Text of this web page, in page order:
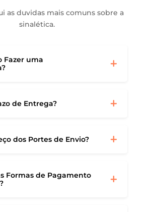
as duvidas mais comuns sobre a
sinalética.
Fazer uma
de Entrega?
dos Portes de Envio?
Formas de Pagamento